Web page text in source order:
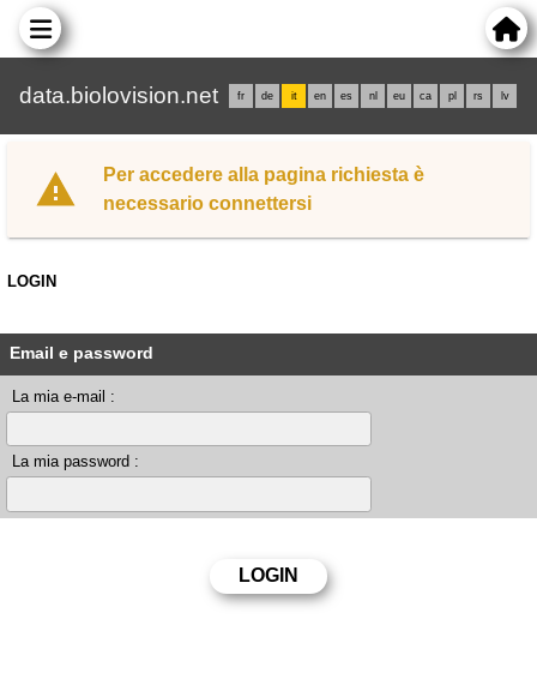
data.biolovision.net fr de it en es nl eu ca pl rs lv
Per accedere alla pagina richiesta è
necessario connettersi
LOGIN
Email e password
La mia e-mail :
La mia password :